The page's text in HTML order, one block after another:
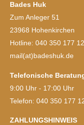
Bades Huk
Zum Anleger 51
23968 Hohenkirchen
Hotline: 040 350 177
mail(at)badeshuk.de
Telefonische
9:00 Uhr - 17:00 Uhr
Telefon: 040 350 177
ZAHLUNGSHINWEIS